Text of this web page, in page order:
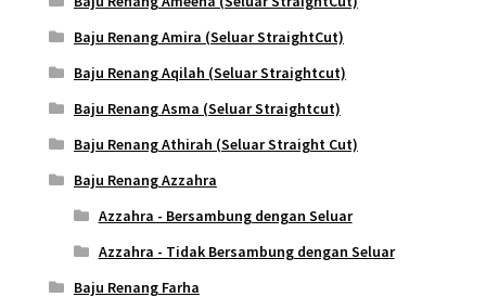
Baju Renang Amira (Seluar StraightCut)
Baju Renang Aqilah (Seluar Straightcut)
Baju Renang Asma (Seluar Straightcut)
Baju Renang Athirah (Seluar Straight Cut)
Baju Renang Azzahra
Azzahra - Bersambung dengan Seluar
Azzahra - Tidak Bersambung dengan Seluar
Baju Renang Farha